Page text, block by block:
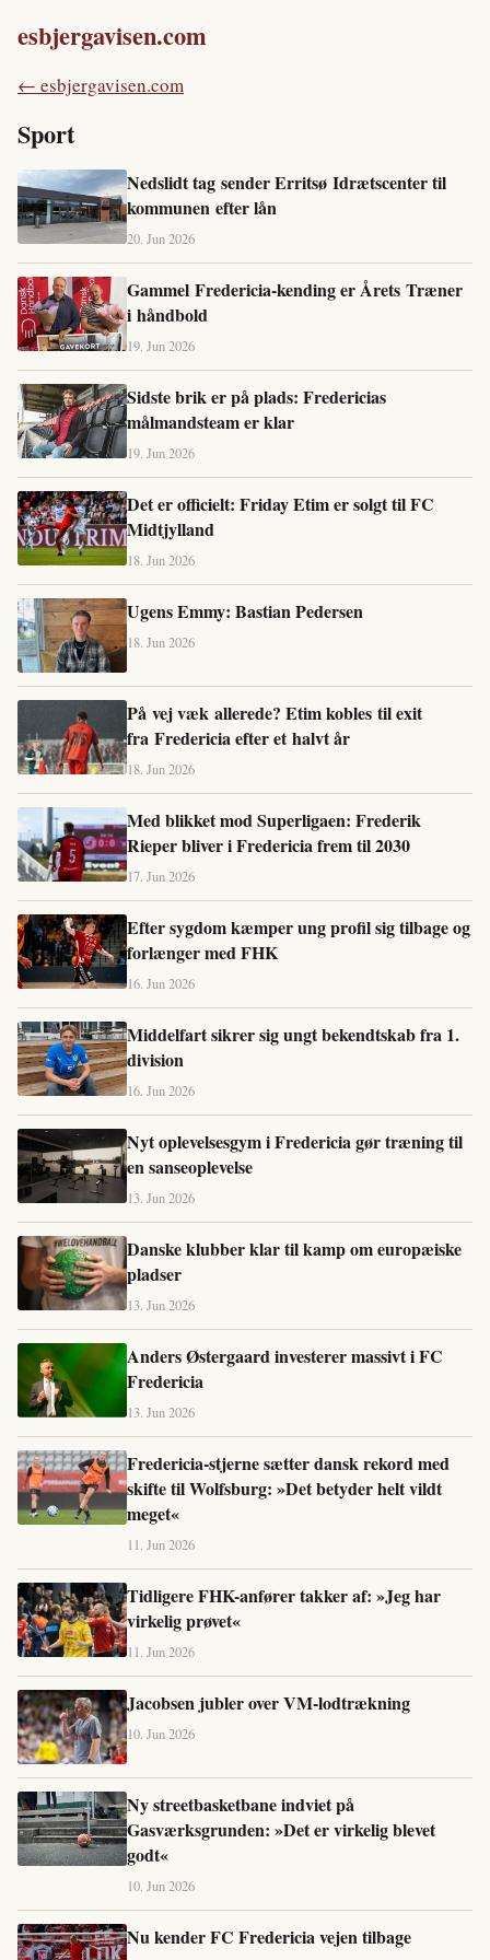
esbjergavisen.com
← esbjergavisen.com
Sport
Nedslidt tag sender Erritsø Idrætscenter til
kommunen efter lån
20. Jun 2026
Gammel Fredericia-kending er Årets Træner
i håndbold
19. Jun 2026
Sidste brik er på plads: Fredericias
målmandsteam er klar
19. Jun 2026
Det er officielt: Friday Etim er solgt til FC
Midtjylland
18. Jun 2026
Ugens Emmy: Bastian Pedersen
18. Jun 2026
På vej væk allerede? Etim kobles til exit
fra Fredericia efter et halvt år
18. Jun 2026
Med blikket mod Superligaen: Frederik
Rieper bliver i Fredericia frem til 2030
17. Jun 2026
Efter sygdom kæmper ung profil sig tilbage og
forlænger med FHK
16. Jun 2026
Middelfart sikrer sig ungt bekendtskab fra 1.
division
16. Jun 2026
Nyt oplevelsesgym i Fredericia gør træning til
en sanseoplevelse
13. Jun 2026
Danske klubber klar til kamp om europæiske
pladser
13. Jun 2026
Anders Østergaard investerer massivt i FC
Fredericia
13. Jun 2026
Fredericia-stjerne sætter dansk rekord med
skifte til Wolfsburg: »Det betyder helt vildt
meget«
11. Jun 2026
Tidligere FHK-anfører takker af: »Jeg har
virkelig prøvet«
11. Jun 2026
Jacobsen jubler over VM-lodtrækning
10. Jun 2026
Ny streetbasketbane indviet på
Gasværksgrunden: »Det er virkelig blevet
godt«
10. Jun 2026
Nu kender FC Fredericia vejen tilbage